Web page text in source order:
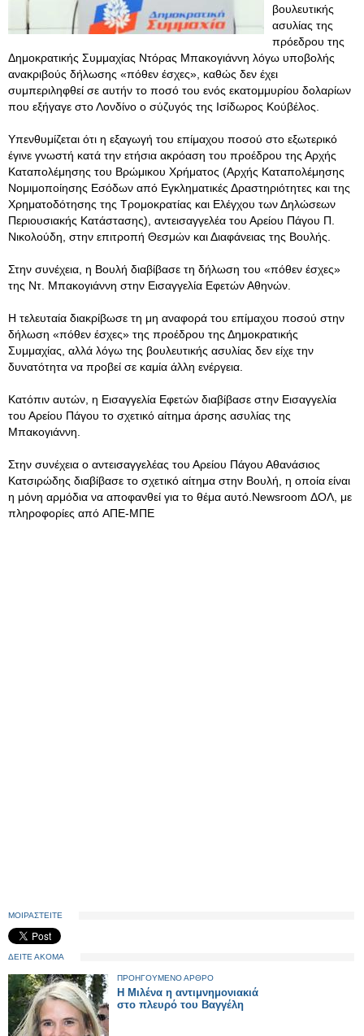
βουλευτικής
ασυλίας της
πρόεδρου της
Δημοκρατικής Συμμαχίας Ντόρας Μπακογιάννη λόγω υποβολής
ανακριβούς δήλωσης «πόθεν έσχες», καθώς δεν έχει
συμπεριληφθεί σε αυτήν το ποσό του ενός εκατομμυρίου δολαρίων
που εξήγαγε στο Λονδίνο ο σύζυγός της Ισίδωρος Κούβέλος.
Υπενθυμίζεται ότι η εξαγωγή του επίμαχου ποσού στο εξωτερικό
έγινε γνωστή κατά την ετήσια ακρόαση του προέδρου της Αρχής
Καταπολέμησης του Βρώμικου Χρήματος (Αρχής Καταπολέμησης
Νομιμοποίησης Εσόδων από Εγκληματικές Δραστηριότητες και της
Χρηματοδότησης της Τρομοκρατίας και Ελέγχου των Δηλώσεων
Περιουσιακής Κατάστασης), αντεισαγγελέα του Αρείου Πάγου Π.
Νικολούδη, στην επιτροπή Θεσμών και Διαφάνειας της Βουλής.
Στην συνέχεια, η Βουλή διαβίβασε τη δήλωση του «πόθεν έσχες»
της Ντ. Μπακογιάννη στην Εισαγγελία Εφετών Αθηνών.
Η τελευταία διακρίβωσε τη μη αναφορά του επίμαχου ποσού στην
δήλωση «πόθεν έσχες» της προέδρου της Δημοκρατικής
Συμμαχίας, αλλά λόγω της βουλευτικής ασυλίας δεν είχε την
δυνατότητα να προβεί σε καμία άλλη ενέργεια.
Κατόπιν αυτών, η Εισαγγελία Εφετών διαβίβασε στην Εισαγγελία
του Αρείου Πάγου το σχετικό αίτημα άρσης ασυλίας της
Μπακογιάννη.
Στην συνέχεια ο αντεισαγγελέας του Αρείου Πάγου Αθανάσιος
Κατσιρώδης διαβίβασε το σχετικό αίτημα στην Βουλή, η οποία είναι
η μόνη αρμόδια να αποφανθεί για το θέμα αυτό.Newsroom ΔΟΛ, με
πληροφορίες από ΑΠΕ-ΜΠΕ
ΜΟΙΡΑΣΤΕΙΤΕ
ΔΕΙΤΕ ΑΚΟΜΑ
ΠΡΟΗΓΟΥΜΕΝΟ ΑΡΘΡΟ
Η Μιλένα η αντιμνημονιακιά
στο πλευρό του Βαγγέλη